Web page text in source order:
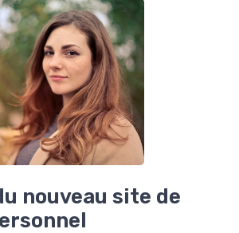
nouveau site de